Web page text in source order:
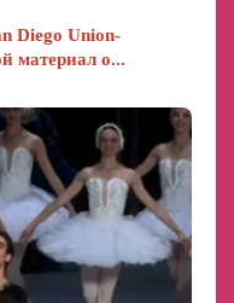
Diego Union-
материал о...